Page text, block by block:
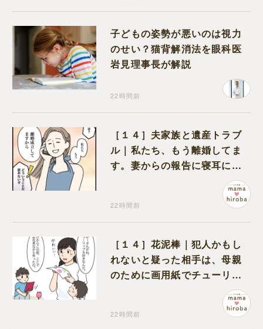
子どもの姿勢が悪いのは視力
のせい？猫背解消法を眼科医
岩見理事長が解説
22時間前
［１４］夫家族と遺産トラブ
ル｜私たち、もう離婚してま
す。妻からの報告に寝耳に水
22時間前
［１４］花泥棒｜犯人かもし
れないと疑った相手は、母親
のために画用紙でチューリッ
プを作っていただけだった
22時間前